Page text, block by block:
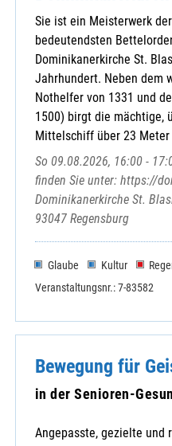
Sie ist ein Meisterwerk
bedeutendsten
Dominikanerkirche St.
Jahrhundert. Neben dem
Nothelfer von 1331 und
1500) birgt die mächtige,
Mittelschiff über 23
So 09.08.2026, 16:00 -
finden Sie unter: https://
Dominikanerkirche St.
93047 Regensburg
Glaube Kultur
Veranstaltungsnr.: 7-83582
Bewegung für
in der Senioren-
Angepasste, gezielte und